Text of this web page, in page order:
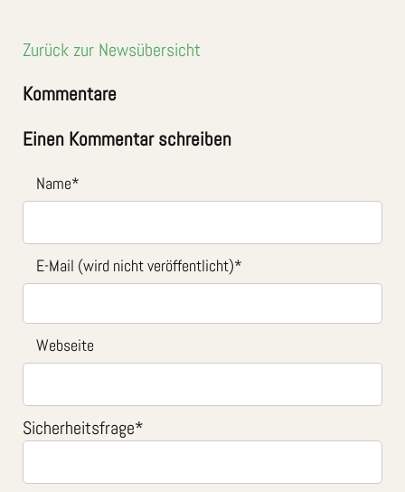
Zurück zur Newsübersicht
Kommentare
Einen Kommentar schreiben
Name*
E-Mail (wird nicht veröffentlicht)*
Webseite
Sicherheitsfrage*